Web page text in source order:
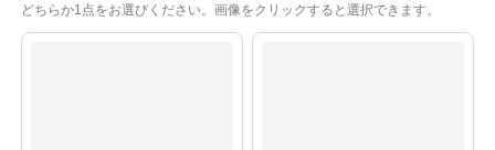
必
どちらか1点をお選びください。画像をクリックすると選択できます。